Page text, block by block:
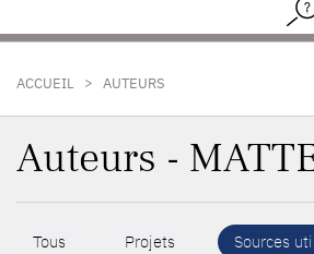
ACCUEIL > AUTEURS
Auteurs -
Tous Projets Sources